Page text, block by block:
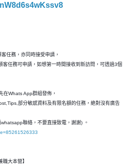
任務，亦同時接受申請，
任務可申請，如想第一時間接收到新訪問，可透過3個
在Whats App群組發佈，
部分敏感資料及有限名額的任務，絶對沒有廣告
聯絡，不要直接致電，謝謝) 。
職大本營】